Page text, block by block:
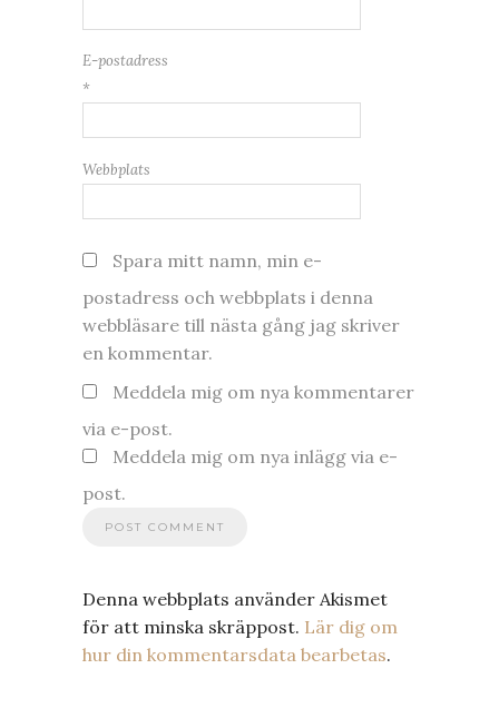
E-postadress
*
Webbplats
Spara mitt namn, min e-
postadress och webbplats i denna
webbläsare till nästa gång jag skriver
en kommentar.
Meddela mig om nya kommentarer
via e-post.
Meddela mig om nya inlägg via e-
post.
Denna webbplats använder Akismet
för att minska skräppost. Lär dig om
hur din kommentarsdata bearbetas.